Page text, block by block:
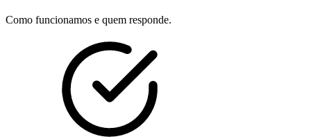
Como funcionamos e quem responde.